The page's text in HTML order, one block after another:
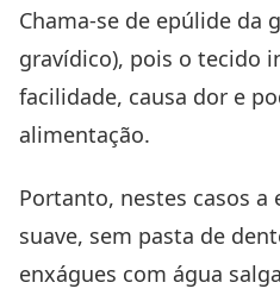
Chama-se de epúlide da
gravídico), pois o tecido
facilidade, causa dor e
alimentação.
Portanto, nestes casos a
suave, sem pasta de
enxágues com água